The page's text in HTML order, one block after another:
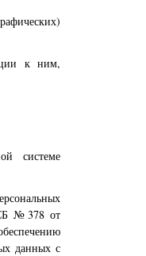
к ним,
системе
№378 от
данных с